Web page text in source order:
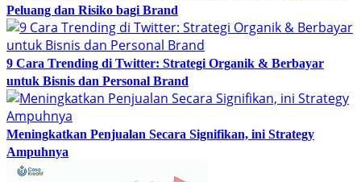
Peluang dan Risiko bagi Brand
9 Cara Trending di Twitter: Strategi Organik & Berbayar
untuk Bisnis dan Personal Brand
Meningkatkan Penjualan Secara Signifikan, ini Strategy
Ampuhnya